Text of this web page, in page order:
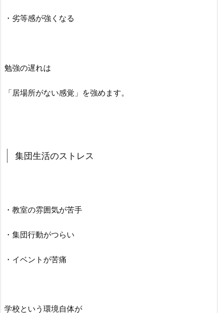
・劣等感が強くなる
勉強の遅れは
「居場所がない感覚」を強めます。
集団生活のストレス
・教室の雰囲気が苦手
・集団行動がつらい
・イベントが苦痛
学校という環境自体が